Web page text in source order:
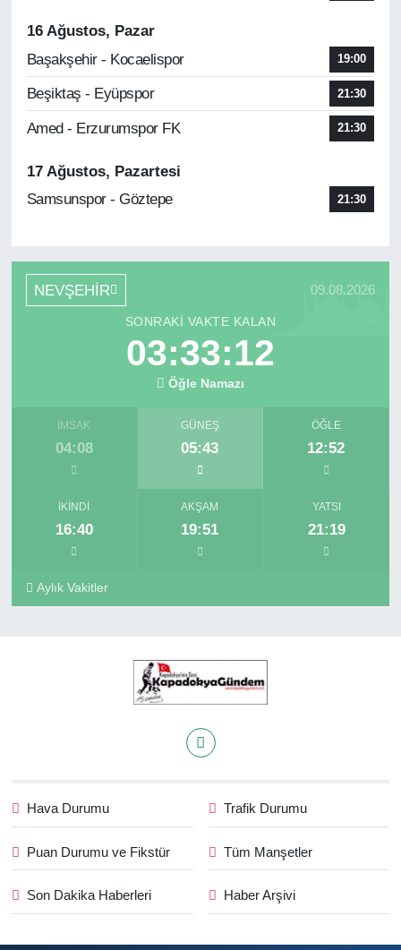
16 Ağustos, Pazar
Başakşehir - Kocaelispor
19:00
Beşiktaş - Eyüpspor 21:30
Amed - Erzurumspor FK 21:30
17 Ağustos, Pazartesi
Samsunspor - Göztepe
21:30
NEVŞEHİR 09.08.2026
SONRAKI VAKTE KALAN
03:33:11
Öğle Namazı
İMSAK
04:08
GÜNEŞ
05:43
ÖĞLE
12:52
İKINDI
16:40
AKŞAM
19:51
YATSI
21:19
Aylık Vakitler
Hava Durumu Trafik Durumu
Puan Durumu ve Fikstür Tüm Manşetler
Son Dakika Haberleri Haber Arşivi